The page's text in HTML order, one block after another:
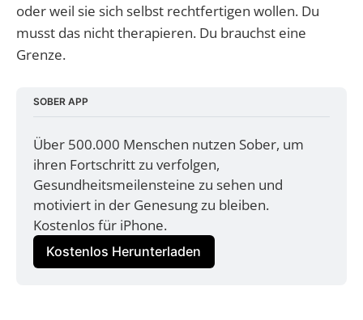
oder weil sie sich selbst rechtfertigen wollen. Du
musst das nicht therapieren. Du brauchst eine
Grenze.
SOBER APP
Über 500.000 Menschen nutzen Sober, um
ihren Fortschritt zu verfolgen,
Gesundheitsmeilensteine zu sehen und
motiviert in der Genesung zu bleiben.
Kostenlos für iPhone.
Kostenlos Herunterladen